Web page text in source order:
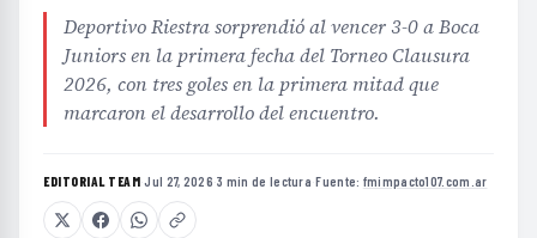
Deportivo Riestra sorprendió al vencer 3-0 a Boca
Juniors en la primera fecha del Torneo Clausura
2026, con tres goles en la primera mitad que
marcaron el desarrollo del encuentro.
EDITORIAL TEAM·Jul 27, 2026·3 min de lectura·Fuente: fmimpacto107.com.ar